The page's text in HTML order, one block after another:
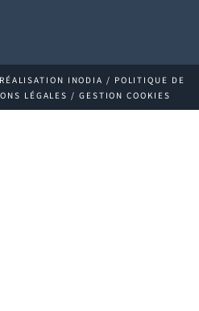
INODIA / POLITIQUE DE
LÉGALES / GESTION COOKIES